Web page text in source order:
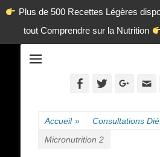
Plus de 500 Recettes Légères
tout Comprendre sur la Nutrition
Facebook
Twitter
Accueil » Consultations
Micronutrition 2